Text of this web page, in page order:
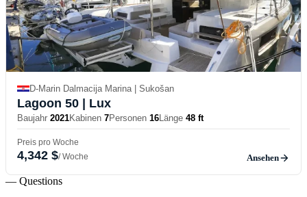
D-Marin Dalmacija Marina | Sukošan
Lagoon 50 | Lux
Baujahr 2021Kabinen 7Personen 16Länge 48 ft
Preis pro Woche
4,342 $/ Woche Ansehen
— Questions